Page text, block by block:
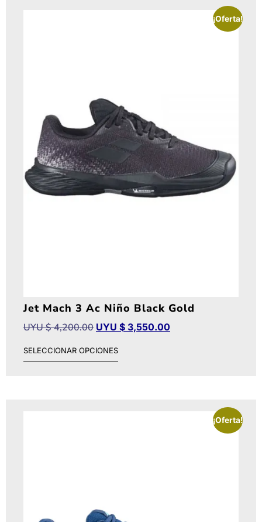
¡Oferta!
Jet Mach 3 Ac Niño Black Gold
UYU $4,200.00 UYU $ 3,550.00
SELECCIONAR OPCIONES
¡Oferta!